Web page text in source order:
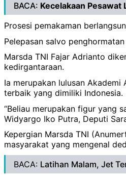
BACA: Kecelakaan
Prosesi pemakaman
Pelepasan salvo
Marsda TNI Fajar Adrianto
kedirgantaraan.
Ia merupakan lulusan Akademi
terbaik yang dimiliki Indonesia.
“Beliau merupakan figur yang
Widyargo Iko Putra, Deputi
Kepergian Marsda TNI
masyarakat yang mengenal
BACA: Latihan Malam, Jet